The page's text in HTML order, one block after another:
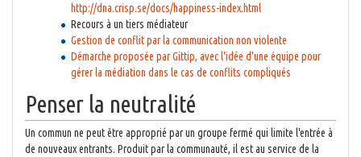
http://dna.crisp.se/docs/happiness-index.html
Recours à un tiers médiateur
Gestion de conflit par la communication non violente
Démarche proposée par Gittip, avec l'idée d'une équipe pour
gérer la médiation dans le cas de conflits compliqués
Penser la neutralité
Un commun ne peut être approprié par un groupe fermé qui limite l'entrée à
de nouveaux entrants. Produit par la communauté, il est au service de la